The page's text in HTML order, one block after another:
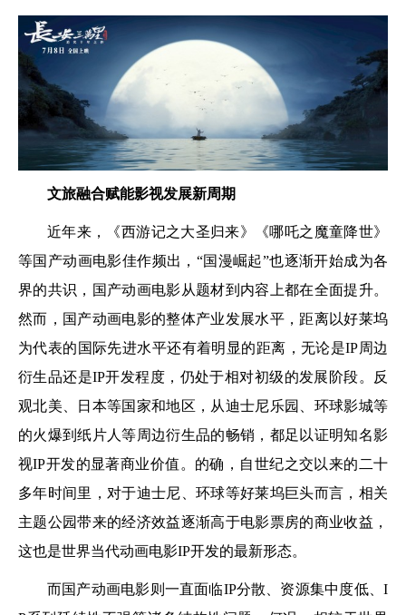
文旅融合赋能影视发展新周期
近年来，《西游记之大圣归来》《哪吒之魔童降世》
等国产动画电影佳作频出，“国漫崛起”也逐渐开始成为各
界的共识，国产动画电影从题材到内容上都在全面提升。
然而，国产动画电影的整体产业发展水平，距离以好莱坞
为代表的国际先进水平还有着明显的距离，无论是IP周边
衍生品还是IP开发程度，仍处于相对初级的发展阶段。反
观北美、日本等国家和地区，从迪士尼乐园、环球影城等
的火爆到纸片人等周边衍生品的畅销，都足以证明知名影
视IP开发的显著商业价值。的确，自世纪之交以来的二十
多年时间里，对于迪士尼、环球等好莱坞巨头而言，相关
主题公园带来的经济效益逐渐高于电影票房的商业收益，
这也是世界当代动画电影IP开发的最新形态。
而国产动画电影则一直面临IP分散、资源集中度低、I